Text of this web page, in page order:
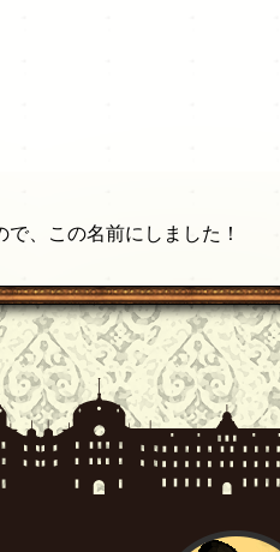
、この名前にしました！